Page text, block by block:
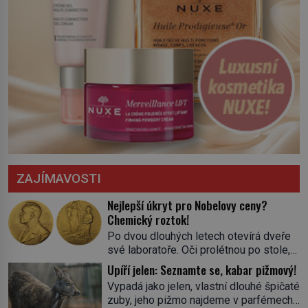
ZAJÍMAVOSTI
Nejlepší úkryt pro Nobelovy ceny?
Chemický roztok!
Po dvou dlouhých letech otevírá dveře
své laboratoře. Oči prolétnou po stole,
aby pak ulpěly na regálu, kde se nachází
všemožné látky. Hledá žluto-oranžovou
tekutinu, jakmile ji zahlédne, nesmírně
se mu uleví. Teď může svůj plán
Upíří jelen: Seznamte se, kabar pižmový!
Vypadá jako jelen, vlastní dlouhé špičaté
zuby, jeho pižmo najdeme v parfémech